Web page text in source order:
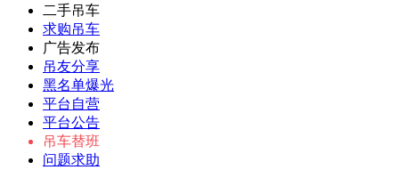
二手吊车
求购吊车
广告发布
吊友分享
黑名单爆光
平台自营
平台公告
吊车替班
问题求助